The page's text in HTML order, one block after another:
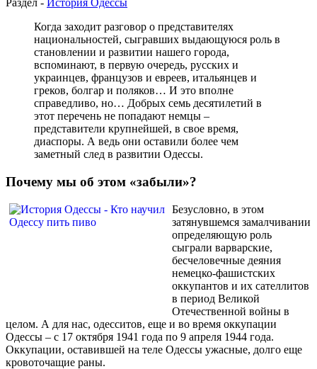
Раздел - История Одессы
Когда заходит разговор о представителях
национальностей, сыгравших выдающуюся роль в
становлении и развитии нашего города,
вспоминают, в первую очередь, русских и
украинцев, французов и евреев, итальянцев и
греков, болгар и поляков… И это вполне
справедливо, но… Добрых семь десятилетий в
этот перечень не попадают немцы –
представители крупнейшей, в свое время,
диаспоры. А ведь они оставили более чем
заметный след в развитии Одессы.
Почему мы об этом «забыли»?
Безусловно, в этом
затянувшемся замалчивании
определяющую роль
сыграли варварские,
бесчеловечные деяния
немецко-фашистских
оккупантов и их сателлитов
в период Великой
Отечественной войны в
целом. А для нас, одесситов, еще и во время оккупации
Одессы – с 17 октября 1941 года по 9 апреля 1944 года.
Оккупации, оставившей на теле Одессы ужасные, долго еще
кровоточащие раны.